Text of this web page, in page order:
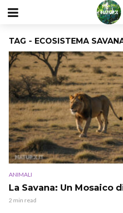
TAG - ECOSISTEMA
ANIMALI
La Savana: Un Mosaico
2 min read